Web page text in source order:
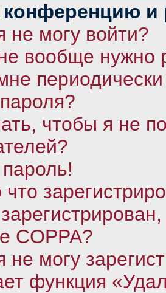
и
не могу войти?
вообще нужно
чтобы я не
что
COPPA?
не могу
функция